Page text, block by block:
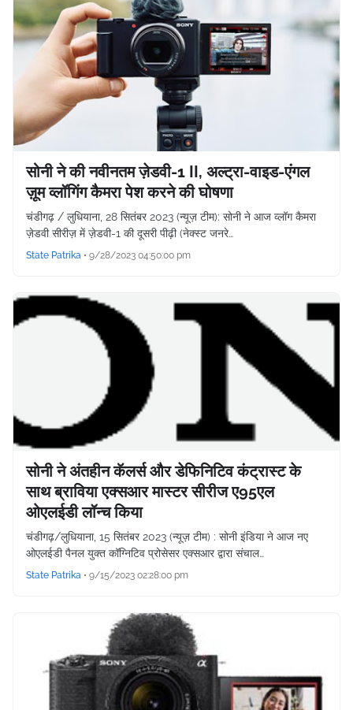
सोनी ने की नवीनतम ज़ेडवी-1 II, अल्ट्रा-वाइड-एंगल
ज़ूम व्लॉगिंग कैमरा पेश करने की घोषणा
चंडीगढ़ / लुधियाना, 28 सितंबर 2023 (न्यूज़ टीम): सोनी ने आज व्लॉग कैमरा
ज़ेडवी सीरीज़ में ज़ेडवी-1 की दूसरी पीढ़ी (नेक्स्ट जनरे…
State Patrika • 9/28/2023 04:50:00 pm
सोनी ने अंतहीन कॅलर्स और डेफिनिटिव कंट्रास्ट के
साथ ब्राविया एक्सआर मास्टर सीरीज ए95एल
ओएलईडी लॉन्च किया
चंडीगढ़/लुधियाना, 15 सितंबर 2023 (न्यूज़ टीम) : सोनी इंडिया ने आज नए
ओएलईडी पैनल युक्त कॉग्निटिव प्रोसेसर एक्सआर द्वारा संचाल…
State Patrika • 9/15/2023 02:28:00 pm